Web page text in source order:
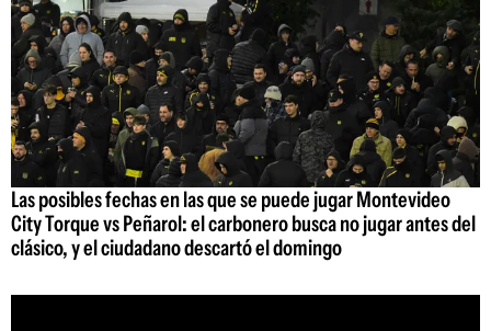
Las posibles fechas en las que se puede jugar Montevideo
City Torque vs Peñarol: el carbonero busca no jugar antes del
clásico, y el ciudadano descartó el domingo